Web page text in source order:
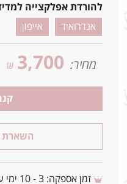
להורדת אפלקצייה
אנדרואיד
אייפון
מחיר: 3,700
₪
השארת
זמן אספקה: 3 - 10 ימי עסקים מאישור העסקה